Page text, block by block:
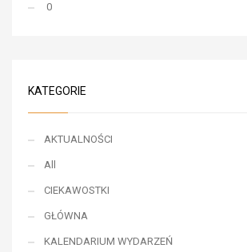
0
KATEGORIE
AKTUALNOŚCI
All
CIEKAWOSTKI
GŁÓWNA
KALENDARIUM WYDARZEŃ